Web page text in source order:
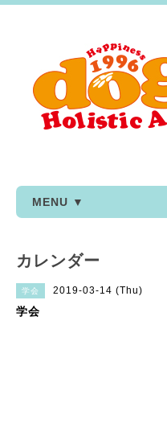
MENU ▼
カレンダー
学会 2019-03-14 (Thu)
学会